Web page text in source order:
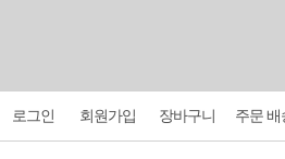
로그인 회원가입 장바구니 주문 배